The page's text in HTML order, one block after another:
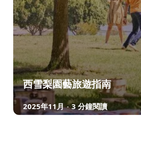
西雪梨園藝旅遊指南
2025年11月 - 3 分鐘閱讀